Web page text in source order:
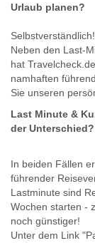
Urlaub planen?
Selbstverständlich!
Neben den Last-
hat
namhaften
Sie unseren
Last Minute &
der Unterschied?
In beiden Fällen
führender
Lastminute sind
Wochen starten -
noch günstiger!
Unter dem Link